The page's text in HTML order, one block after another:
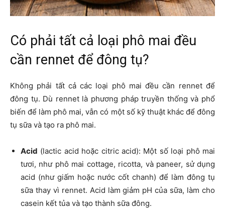
Có phải tất cả loại phô mai đều
cần rennet để đông tụ?
Không phải tất cả các loại phô mai đều cần rennet để
đông tụ. Dù rennet là phương pháp truyền thống và phổ
biến để làm phô mai, vẫn có một số kỹ thuật khác để đông
tụ sữa và tạo ra phô mai.
Acid (lactic acid hoặc citric acid): Một số loại phô mai
tươi, như phô mai cottage, ricotta, và paneer, sử dụng
acid (như giấm hoặc nước cốt chanh) để làm đông tụ
sữa thay vì rennet. Acid làm giảm pH của sữa, làm cho
casein kết tủa và tạo thành sữa đông.